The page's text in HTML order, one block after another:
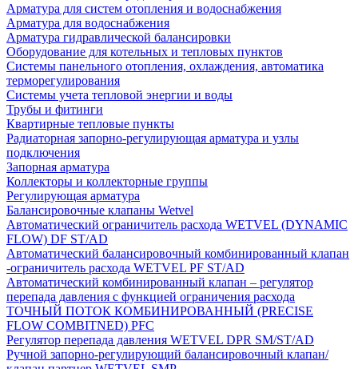
Арматура для систем отопления и водоснабжения
Арматура для водоснабжения
Арматура гидравлической балансировки
Оборудование для котельных и тепловых пунктов
Системы панельного отопления, охлаждения, автоматика
терморегулирования
Системы учета тепловой энергии и воды
Трубы и фитинги
Квартирные тепловые пункты
Радиаторная запорно-регулирующая арматура и узлы
подключения
Запорная арматура
Коллекторы и коллекторные группы
Регулирующая арматура
Балансировочные клапаны Wetvel
Автоматический ограничитель расхода WETVEL (DYNAMIC
FLOW) DF ST/AD
Автоматический балансировочный комбинированный клапан
-ограничитель расхода WETVEL PF ST/AD
Автоматический комбинированный клапан – регулятор
перепада давления с функцией ограничения расхода
ТОЧНЫЙ ПОТОК КОМБИНИРОВАННЫЙ (PRECISE
FLOW COMBIТNED) PFC
Регулятор перепада давления WETVEL DPR SM/ST/AD
Ручной запорно-регулирующий балансировочный клапан/